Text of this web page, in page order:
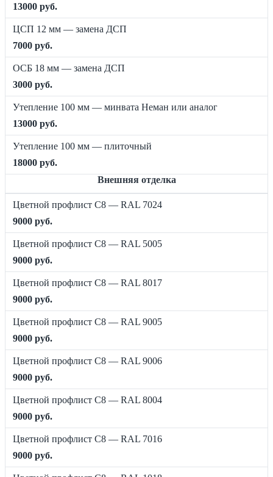
13000 руб.
ЦСП 12 мм — замена ДСП
7000 руб.
ОСБ 18 мм — замена ДСП
3000 руб.
Утепление 100 мм — минвата Неман или аналог
13000 руб.
Утепление 100 мм — плиточный
18000 руб.
Внешняя отделка
Цветной профлист C8 — RAL 7024
9000 руб.
Цветной профлист C8 — RAL 5005
9000 руб.
Цветной профлист C8 — RAL 8017
9000 руб.
Цветной профлист C8 — RAL 9005
9000 руб.
Цветной профлист C8 — RAL 9006
9000 руб.
Цветной профлист C8 — RAL 8004
9000 руб.
Цветной профлист C8 — RAL 7016
9000 руб.